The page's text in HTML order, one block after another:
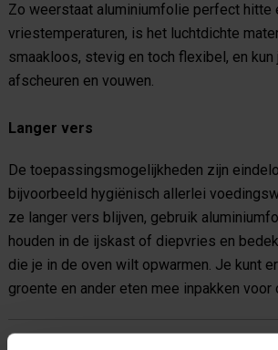
Zo weerstaat aluminiumfolie perfect hitte
vriestemperaturen, is het luchtdichte
smaakloos, stevig en toch flexibel, en
afscheuren en vouwen.
Langer vers
De toepassingsmogelijkheden zijn
bijvoorbeeld hygiënisch allerlei
ze langer vers blijven, gebruik
houden in de ijskast of diepvries en
die je in de oven wilt opwarmen. Je kunt
groente en ander eten mee inpakken voor